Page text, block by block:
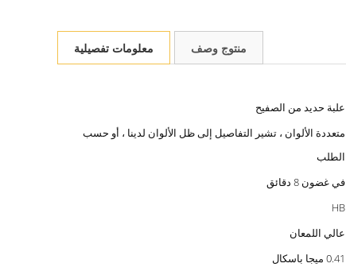
معلومات تفصيلية منتوج وصف
علبة حديد من الصفيح
متعددة الألوان ، تشير التفاصيل إلى ظل الألوان لدينا ، أو حسب
الطلب
في غضون 8 دقائق
HB
عالي اللمعان
0.41 ميجا باسكال